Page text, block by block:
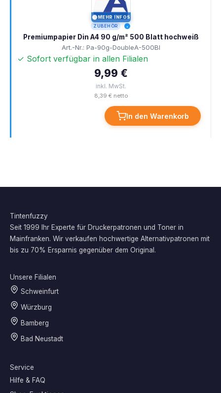
MEHR INFOS
ZUBEHÖR
Premiumpapier Din A4 90 g/m² 500 Blatt hochweiß
Art.-Nr.: Pa-90g-DoubleA-500Bl
✓ Sofort verfügbar in allen Filialen
9,99 €
inkl. MwSt.
8,39 € netto
In den Warenkorb
Tintenfuzzy
Seit 1999 Ihr Experte für Druckerpatronen und Toner in
Mainfranken. Wir verkaufen hochwertige Alternativpatronen mit
bis zu 70% Ersparnis gegenüber dem Original.
Unsere Filialen
Schweinfurt
Würzburg
Bamberg
Bad Neustadt
Service
Hilfe & FAQ